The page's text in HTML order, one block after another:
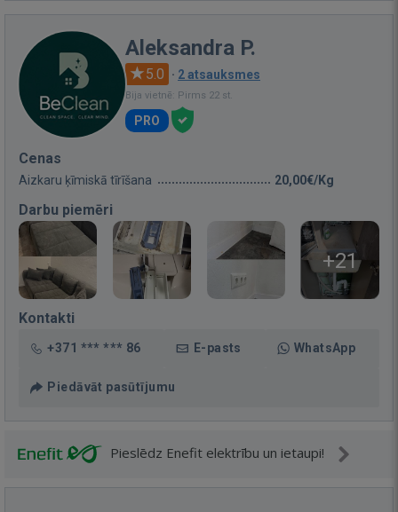
Aleksandra P.
5.0 · 2 atsauksmes
Bija vietnē: Pirms 22 st.
PRO
Cenas
Aizkaru ķīmiskā tīrīšana 20,00€/Kg
Darbu piemēri
+21
Kontakti
+371 *** *** 86 E-pasts WhatsApp
Piedāvāt pasūtījumu
Pieslēdz Enefit elektrību un ietaupi!